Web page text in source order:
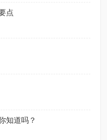
点
知道吗？